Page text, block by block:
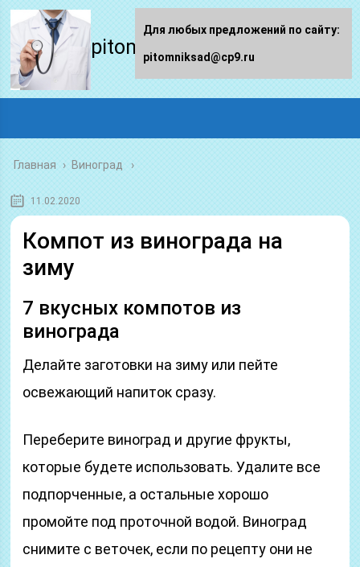
pitomniksad.ru
Главная › Виноград
11.02.2020
Компот из винограда на
зиму
7 вкусных компотов из
винограда
Делайте заготовки на зиму или пейте
освежающий напиток сразу.
Переберите виноград и другие фрукты,
которые будете использовать. Удалите все
подпорченные, а остальные хорошо
промойте под проточной водой. Виноград
снимите с веточек, если по рецепту они не
Для любых предложений по сайту:
pitomniksad@cp9.ru